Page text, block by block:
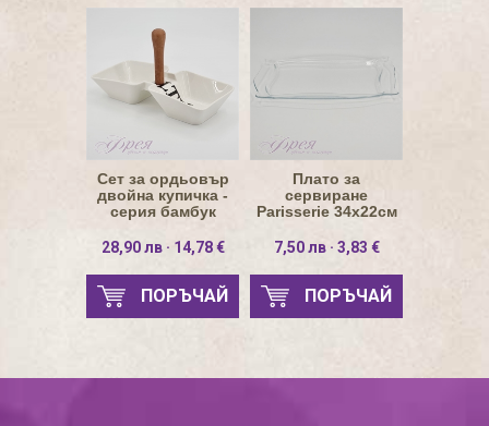
Сет за ордьовър
двойна купичка -
серия бамбук
28,90 лв · 14,78 €
ПОРЪЧАЙ
Плато за
сервиране
Parisserie 34х22см
7,50 лв · 3,83 €
ПОРЪЧАЙ